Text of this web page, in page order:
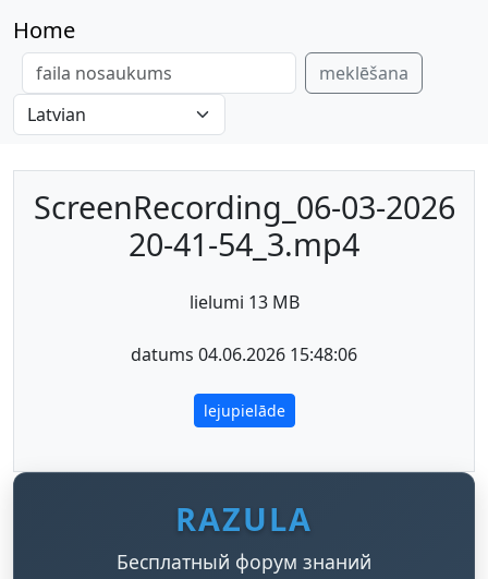
Home
meklēšana
ScreenRecording_06-03-2026
20-41-54_3.mp4
lielumi 13 MB
datums 04.06.2026 15:48:06
lejupielāde
RAZULA
Бесплатный форум знаний